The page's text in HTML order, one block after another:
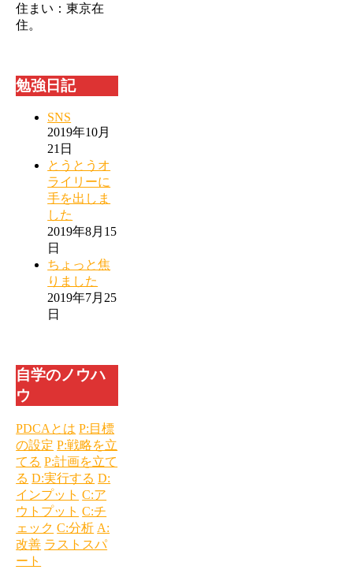
住まい：東京在
住。
勉強日記
SNS
2019年10月
21日
とうとうオ
ライリーに
手を出しま
した
2019年8月15
日
ちょっと焦
りました
2019年7月25
日
自学のノウハ
ウ
PDCAとは P:目標
の設定 P:戦略を立
てる P:計画を立て
る D:実行する D:
インプット C:ア
ウトプット C:チ
ェック C:分析 A:
改善 ラストスパ
ート